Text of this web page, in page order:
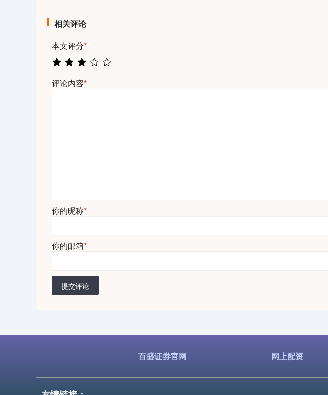
相关评论
本文评分*
评论内容*
你的昵称*
你的邮箱*
提交评论
百盛证券官网 网上配资